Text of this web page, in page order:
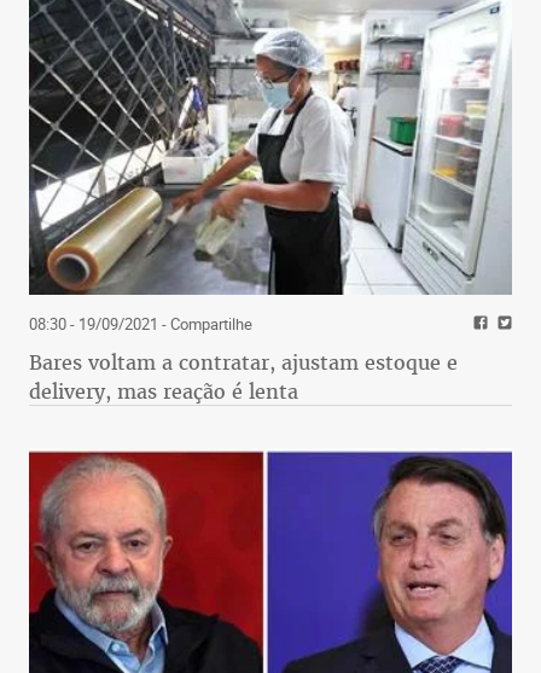
08:30 - 19/09/2021 - Compartilhe
Bares voltam a contratar, ajustam estoque e
delivery, mas reação é lenta